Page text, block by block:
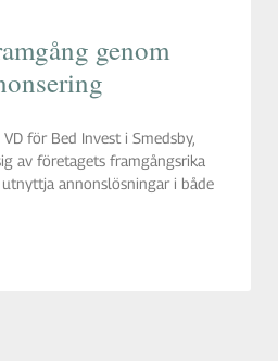
genom
för Bed Invest i Smedsby,
av företagets framgångsrika
annonslösningar i både